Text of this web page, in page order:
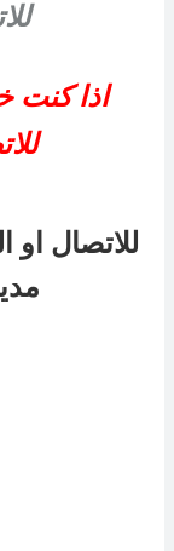
اذا كنت
للاتصال